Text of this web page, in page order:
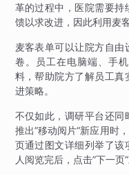
革的过程中，医院需要持
馈以求改进，因此利用麦
麦客表单可以让院方自
卷。员工在电脑端、手
料，帮助院方了解员工真
进策略。
不仅如此，调研平台还同
推出”移动阅片“新应用时
页通过图文详细列举了该
人阅览完后，点击”下一页